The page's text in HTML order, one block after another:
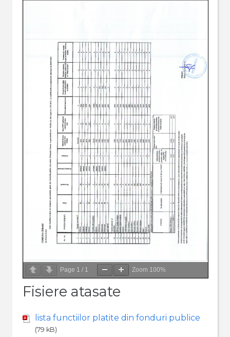
Page 1 / 1 Zoom 100%
Fisiere atasate
lista functiilor platite din fonduri publice
(79 kB)